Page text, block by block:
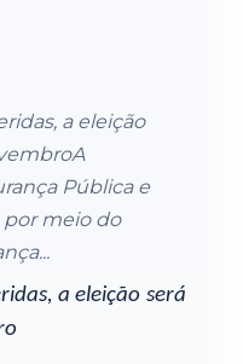
a eleição
Pública e
por meio do
a eleição será